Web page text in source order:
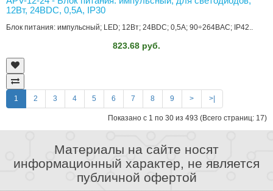
12Вт, 24ВDC, 0,5А, IP30
Блок питания: импульсный; LED; 12Вт; 24ВDC; 0,5А; 90÷264ВAC; IP42..
823.68 руб.
1 2 3 4 5 6 7 8 9 > >|
Показано с 1 по 30 из 493 (Всего страниц: 17)
Материалы на сайте носят
информационный характер, не является
публичной офертой